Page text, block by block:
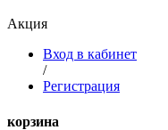
Акция
Вход в кабинет
/
Регистрация
корзина